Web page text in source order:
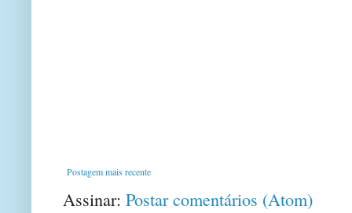
Postagem mais recente
Assinar: Postar comentários (Atom)